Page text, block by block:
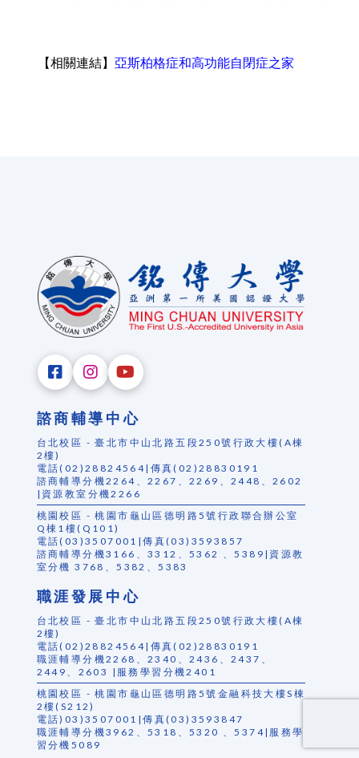
【相關連結】 亞斯柏格症和高功能自閉症之家
諮商輔導中心
台北校區 - 臺北市中山北路五段250號行政大樓(A棟
2樓)
電話(02)28824564|傳真(02)28830191
諮商輔導分機2264、2267、2269、2448、2602
|資源教室分機2266
桃園校區 - 桃園市龜山區德明路5號行政聯合辦公室
Q棟1樓(Q101)
電話(03)3507001|傳真(03)3593857
諮商輔導分機3166、3312、5362 、5389|資源教
室分機 3768、5382、5383
職涯發展中心
台北校區 - 臺北市中山北路五段250號行政大樓(A棟
2樓)
電話(02)28824564|傳真(02)28830191
職涯輔導分機2268、2340、2436、2437、
2449、2603 |服務學習分機2401
桃園校區 - 桃園市龜山區德明路5號金融科技大樓S棟
2樓(S212)
電話)03)3507001|傳真(03)3593847
職涯輔導分機3962、5318、5320 、5374|服務學
習分機5089